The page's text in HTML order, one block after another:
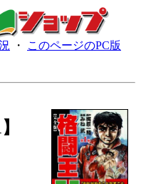
・ このページのPC版